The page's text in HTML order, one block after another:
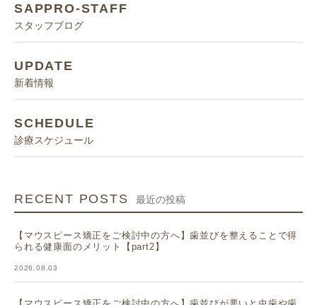
SAPPRO-STAFF
スタッフブログ
UPDATE
新着情報
SCHEDULE
診療スケジュール
RECENT POSTS 最近の投稿
【マウスピース矯正をご検討中の方へ】歯並びを整えることで得
られる健康面のメリット【part2】
2026.08.03